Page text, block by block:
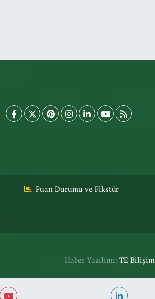
Puan Durumu ve Fikstür
Haber Yazılımı:TE Bilişim